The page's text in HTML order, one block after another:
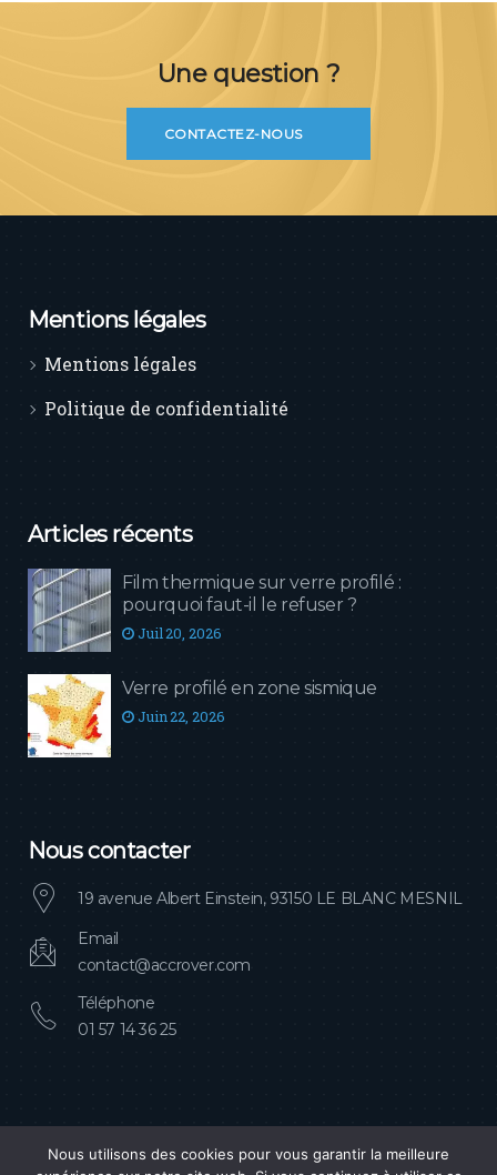
Une question ?
CONTACTEZ-NOUS
Mentions légales
Mentions légales
Politique de confidentialité
Articles récents
Film thermique sur verre profilé :
pourquoi faut-il le refuser ?
Juil 20, 2026
Verre profilé en zone sismique
Juin 22, 2026
Nous contacter
19 avenue Albert Einstein, 93150 LE BLANC MESNIL
Email
contact@accrover.com
Téléphone
01 57 14 36 25
Nous utilisons des cookies pour vous garantir la meilleure